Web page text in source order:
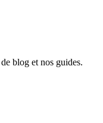
blog et nos guides.